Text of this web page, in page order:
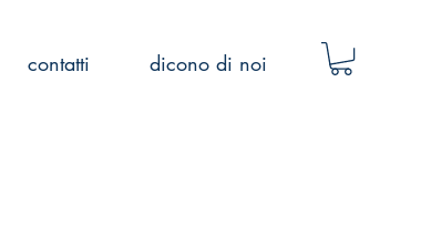
contatti dicono di noi